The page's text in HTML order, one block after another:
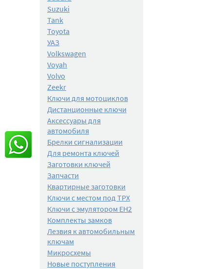
Suzuki
Tank
Toyota
УАЗ
Volkswagen
Voyah
Volvo
Zeekr
Ключи для мотоциклов
Дистанционные ключи
Аксессуары для
автомобиля
Брелки сигнализации
Для ремонта ключей
Заготовки ключей
Запчасти
Квартирные заготовки
Ключи с местом под TPX
Ключи с эмулятором EH2
Комплекты замков
Лезвия к автомобильным
ключам
Микросхемы
Новые поступления